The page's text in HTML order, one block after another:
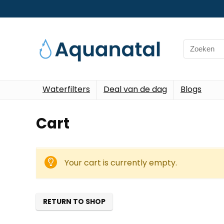
Search
for:
Waterfilters Deal van de dag Blogs
Cart
Your cart is currently empty.
RETURN TO SHOP